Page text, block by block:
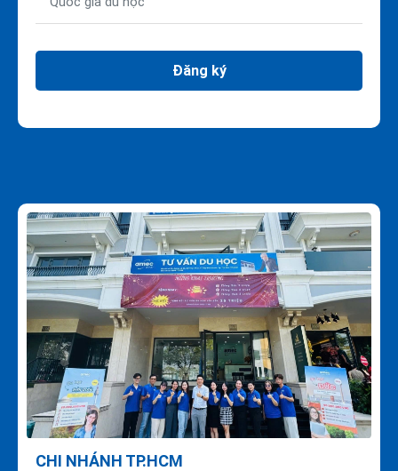
Đăng ký
CHI NHÁNH TP.HCM